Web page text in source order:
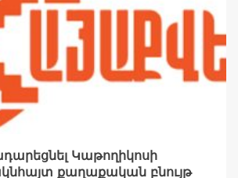
Կաթողիկոսի
քաղաքական բնույթ